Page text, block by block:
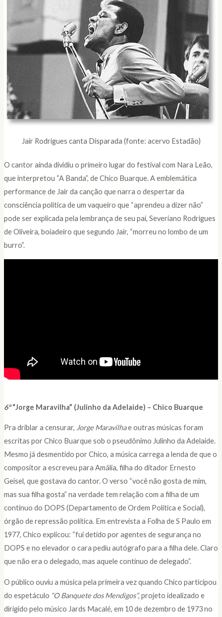
Jair Rodrigues canta Disparada (fonte: acervo Estadão)
O cantor ainda dividiu o primeiro lugar do festival com Nara Leão,
que interpretou “A Banda”, de Chico Buarque. A emblemática
performance de Jair da canção que narra o despertar da
consciência política de um vaqueiro que “aprendeu a dizer não”
pode ser explicada pela lembrança de seu pai, Severiano Rodrigues
de Oliveira, boiadeiro que segundo Jair, “morreu no lombo de um
burro”.
6º“Jorge Maravilha” (Julinho da Adelaide) – Chico Buarque
Pra driblar a censurar, Jorge Maravilhae outras músicas foram
escritas por Chico Buarque sob o pseudônimo Julinho da Adelaide.
Mesmo já desmentido por Chico, a música carrega a lenda de que o
compositor a escreveu para Amália, filha do ditador Ernesto
Geisel, que gostava do cantor. O verso “você não gosta de mim,
mas sua filha gosta” na verdade tem relação com a filha de um
contínuo do DOPS (Departamento de Ordem Política e Social),
órgão de repressão política. Em entrevista a Folha de S Paulo em
1977, Chico explicou: “fui detido por agentes de segurança no
DOPS e no elevador o cara pediu autógrafo para a filha dele. Claro
que não era o delegado, mas aquele contínuo de delegado”.
O público ouviu a música pela primeira vez quando Chico participou
do espetáculo “O Banquete dos Mendigos”, projeto idealizado e
dirigido pelo músico Jards Macalé, em 10 de dezembro de 1973 no